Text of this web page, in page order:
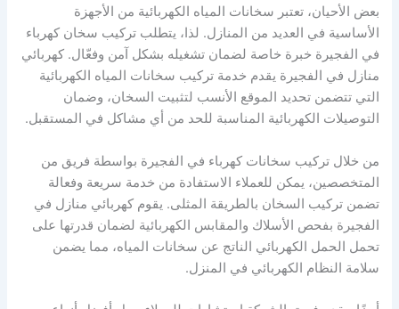
بعض الأحيان، تعتبر سخانات المياه الكهربائية من الأجهزة
الأساسية في العديد من المنازل. لذا، يتطلب تركيب سخان كهرباء
في الفجيرة خبرة خاصة لضمان تشغيله بشكل آمن وفعّال. كهربائي
منازل في الفجيرة يقدم خدمة تركيب سخانات المياه الكهربائية
التي تتضمن تحديد الموقع الأنسب لتثبيت السخان، وضمان
التوصيلات الكهربائية المناسبة للحد من أي مشاكل في المستقبل.
من خلال تركيب سخانات كهرباء في الفجيرة بواسطة فريق من
المتخصصين، يمكن للعملاء الاستفادة من خدمة سريعة وفعالة
تضمن تركيب السخان بالطريقة المثلى. يقوم كهربائي منازل في
الفجيرة بفحص الأسلاك والمقابس الكهربائية لضمان قدرتها على
تحمل الحمل الكهربائي الناتج عن سخانات المياه، مما يضمن
سلامة النظام الكهربائي في المنزل.